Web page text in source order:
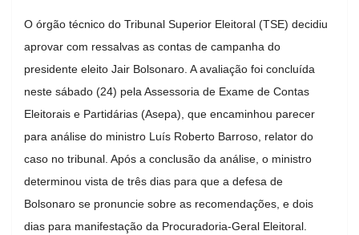
O órgão técnico do Tribunal Superior Eleitoral (TSE) decidiu
aprovar com ressalvas as contas de campanha do
presidente eleito Jair Bolsonaro. A avaliação foi concluída
neste sábado (24) pela Assessoria de Exame de Contas
Eleitorais e Partidárias (Asepa), que encaminhou parecer
para análise do ministro Luís Roberto Barroso, relator do
caso no tribunal. Após a conclusão da análise, o ministro
determinou vista de três dias para que a defesa de
Bolsonaro se pronuncie sobre as recomendações, e dois
dias para manifestação da Procuradoria-Geral Eleitoral.